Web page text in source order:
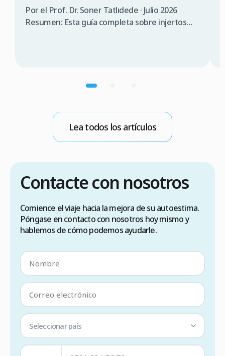
Por el Prof. Dr. Soner Tatlıdede · Julio 2026
Resumen: Esta guía completa sobre injertos
(90 días sin visado), lista de verificación para
Lea todos los artículos
Contacte con nosotros
Comience el viaje hacia la mejora de su autoestima.
Póngase en contacto con nosotros hoy mismo y
hablemos de cómo podemos ayudarle.
Seleccionar país